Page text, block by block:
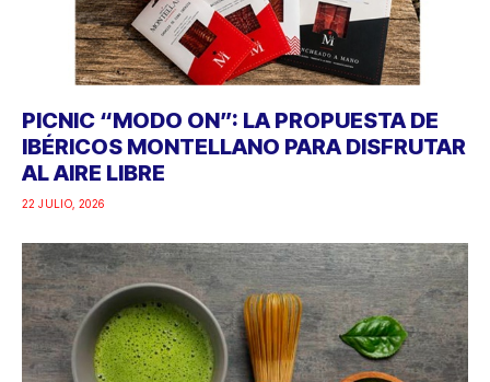
PICNIC “MODO ON”: LA PROPUESTA DE
IBÉRICOS MONTELLANO PARA DISFRUTAR
AL AIRE LIBRE
22 JULIO, 2026